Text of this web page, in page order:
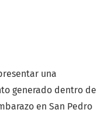
una
generado dentro de
en San Pedro